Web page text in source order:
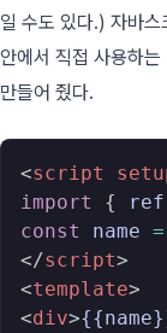
일 수도 있다.) 자바
안에서 직접 사용하는
만들어 줬다.
<script
import
{ ref
const
name =
</script>
<template>
<div>